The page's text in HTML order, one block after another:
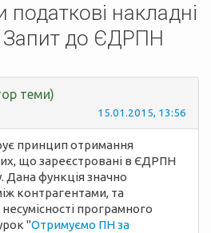
накладні
Запит до ЄДРПН
теми)
15.01.2015, 13:56
принцип отримання
що зареєстровані в ЄДРПН
Дана функція значно
контрагентами, та
програмного
"Отримуємо ПН за